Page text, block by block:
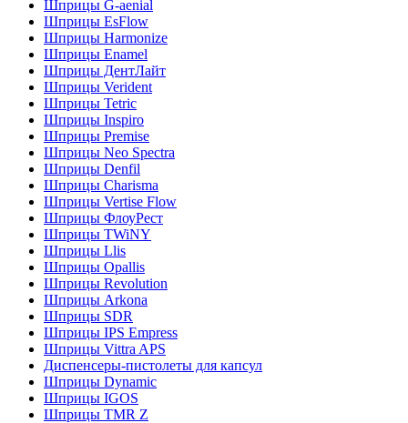
Шприцы G-aenial
Шприцы EsFlow
Шприцы Harmonize
Шприцы Enamel
Шприцы ДентЛайт
Шприцы Verident
Шприцы Tetric
Шприцы Inspiro
Шприцы Premise
Шприцы Neo Spectra
Шприцы Denfil
Шприцы Charisma
Шприцы Vertise Flow
Шприцы ФлоуРест
Шприцы TWiNY
Шприцы Llis
Шприцы Opallis
Шприцы Revolution
Шприцы Arkona
Шприцы SDR
Шприцы IPS Empress
Шприцы Vittra APS
Диспенсеры-пистолеты для капсул
Шприцы Dynamic
Шприцы IGOS
Шприцы TMR Z